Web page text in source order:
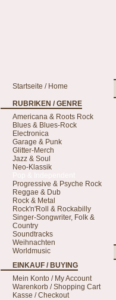
Startseite / Home
RUBRIKEN / GENRE
Americana & Roots Rock
Blues & Blues-Rock
Electronica
Garage & Punk
Glitter-Merch
Jazz & Soul
Neo-Klassik
Progressive & Psyche Rock
Reggae & Dub
Rock & Metal
Rock'n'Roll & Rockabilly
Singer-Songwriter, Folk &
Country
Soundtracks
Weihnachten
Worldmusic
EINKAUF / BUYING
Mein Konto / My Account
Warenkorb / Shopping Cart
Kasse / Checkout